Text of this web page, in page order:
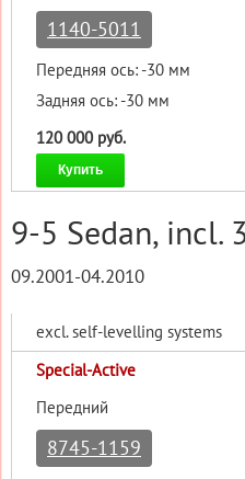
1140-5011
Передняя ось: -30 мм
Задняя ось: -30 мм
120 000 руб.
Купить
9-5 Sedan, incl.
09.2001-04.2010
excl. self-levelling systems
Special-Active
Передний
8745-1159